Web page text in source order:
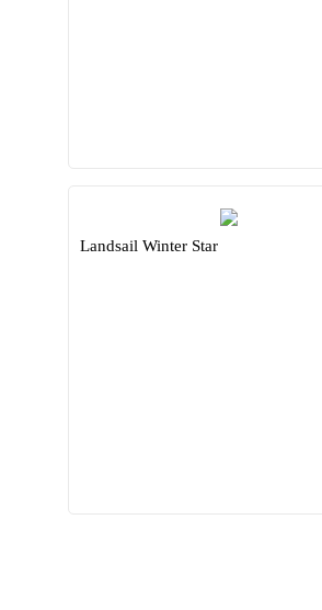
Landsail Winter Star